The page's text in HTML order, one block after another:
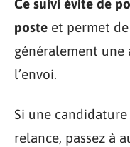
Ce suivi évite de
poste et permet
généralement une
l’envoi.
Si une candidature
relance, passez à